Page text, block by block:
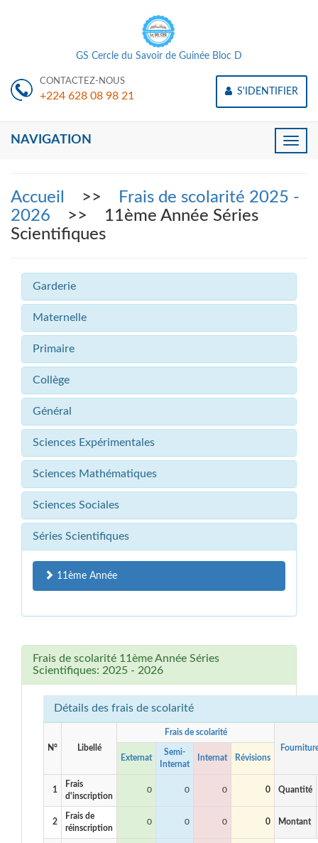
GS Cercle du Savoir de Guinée Bloc D
CONTACTEZ-NOUS
+224 628 08 98 21 S'IDENTIFIER
Toggle
NAVIGATION
Accueil >>
Frais de scolarité 2025 -
2026
>> 11ème Année Séries
Scientifiques
Garderie
Maternelle
Primaire
Collège
Général
Sciences Expérimentales
Sciences Mathématiques
Sciences Sociales
Séries Scientifiques
11ème Année
Frais de scolarité 11ème Année Séries
Scientifiques: 2025 - 2026
Détails des frais de scolarité
N° Libellé
Frais de scolarité
Externat
Semi-
Internat
Internat Révisions
1
Frais
d'inscription
0 0 0 0 Quantité
2
Frais de
réinscription
0 0 0 0 Montant